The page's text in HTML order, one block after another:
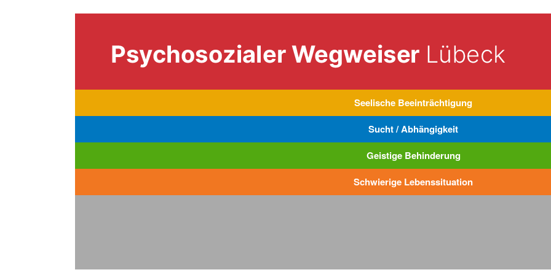
Seelische Beeinträchtigung
Sucht / Abhängigkeit
Geistige Behinderung
Schwierige Lebenssituation